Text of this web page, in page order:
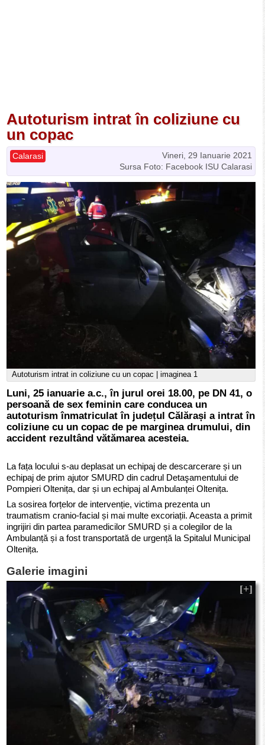
Autoturism intrat în coliziune cu
un copac
Vineri, 29 Ianuarie 2021
Calarasi
Sursa Foto: Facebook ISU Calarasi
Autoturism intrat in coliziune cu un copac | imaginea 1
Luni, 25 ianuarie a.c., în jurul orei 18.00, pe DN 41, o
persoană de sex feminin care conducea un
autoturism înmatriculat în județul Călărași a intrat în
coliziune cu un copac de pe marginea drumului, din
accident rezultând vătămarea acesteia.
La fața locului s-au deplasat un echipaj de descarcerare și un
echipaj de prim ajutor SMURD din cadrul Detaşamentului de
Pompieri Oltenița, dar și un echipaj al Ambulanței Oltenița.
La sosirea forțelor de intervenție, victima prezenta un
traumatism cranio-facial și mai multe excoriații. Aceasta a primit
ingrijiri din partea paramedicilor SMURD și a colegilor de la
Ambulanță și a fost transportată de urgență la Spitalul Municipal
Oltenița.
Galerie imagini